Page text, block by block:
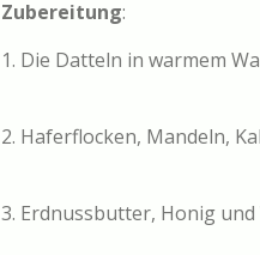
Zubereitung:
1. Die Datteln in warmem
2. Haferflocken, Mandeln,
3. Erdnussbutter, Honig